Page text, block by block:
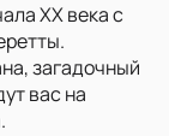
XX века с
загадочный
вас на